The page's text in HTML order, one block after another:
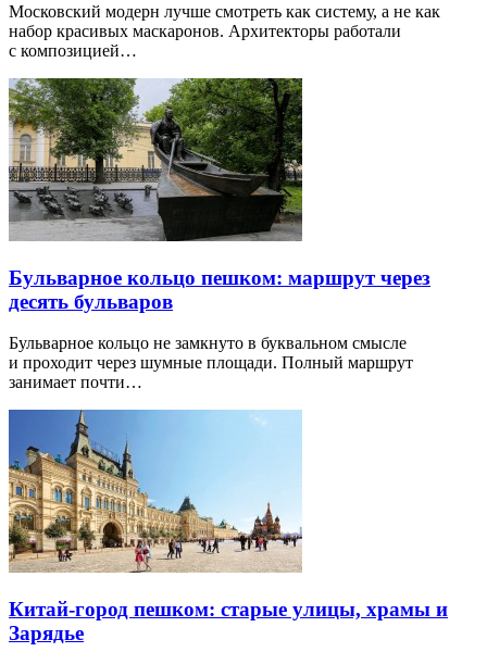
Московский модерн лучше смотреть как систему, а не как
набор красивых маскаронов. Архитекторы работали
с композицией…
Бульварное кольцо пешком: маршрут через
десять бульваров
Бульварное кольцо не замкнуто в буквальном смысле
и проходит через шумные площади. Полный маршрут
занимает почти…
Китай-город пешком: старые улицы, храмы и
Зарядье